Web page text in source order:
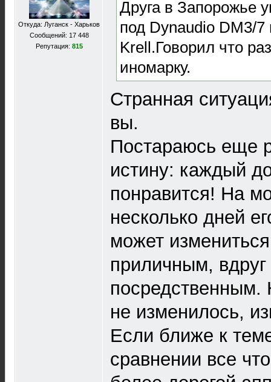
Откуда: Луганск - Харьков
Сообщений: 17 448
Репутация: 815
Друга в Запорожье
под Dynaudio DM3/7
Krell.Говорил что
иномарку.
Странная
вы.
Постараюсь еще
истину: каждый
понравится! На
несколько дней
может
приличным,
посредственным.
не изменилось,
Если ближе к
сравнении все